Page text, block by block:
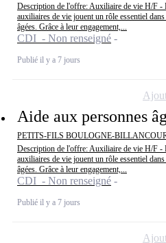
Description de l'offre: Auxiliaire de vie H/F
auxiliaires de vie jouent un rôle essentiel
âgées. Grâce à leur engagement,...
CDI - Non renseigné
Publié il y a 7 jours
Aide aux personnes
PETITS-FILS BOULOGNE-
Description de l'offre: Auxiliaire de vie H/F
auxiliaires de vie jouent un rôle essentiel
âgées. Grâce à leur engagement,...
CDI - Non renseigné
Publié il y a 7 jours